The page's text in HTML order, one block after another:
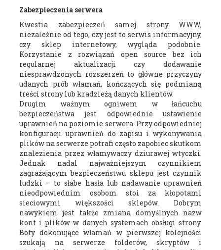
Zabezpieczenia serwera
Kwestia zabezpieczeń samej strony WWW,
niezależnie od tego, czy jest to serwis informacyjny,
czy sklep internetowy, wygląda podobnie.
Korzystanie z rozwiązań open source bez ich
regularnej aktualizacji czy dodawanie
niesprawdzonych rozszerzeń to główne przyczyny
udanych prób włamań, kończących się podmianą
treści strony lub kradzieżą danych klientów.
Drugim ważnym ogniwem w łańcuchu
bezpieczeństwa jest odpowiednie ustawienie
uprawnień na poziomie serwera. Przy odpowiedniej
konfiguracji uprawnień do zapisu i wykonywania
plików na serwerze potrafi często zapobiec skutkom
znalezienia przez włamywaczy dziurawej wtyczki.
Jednak nadal najważniejszym czynnikiem
zagrażającym bezpieczeństwu sklepu jest czynnik
ludzki – to słabe hasła lub nadawanie uprawnień
nieodpowiednim osobom stoi za kłopotami
sieciowymi większości sklepów. Dobrym
nawykiem jest także zmiana domyślnych nazw
kont i plików w danych systemach obsługi strony.
Boty dokonujące włamań w pierwszej kolejności
szukają na serwerze folderów, skryptów i